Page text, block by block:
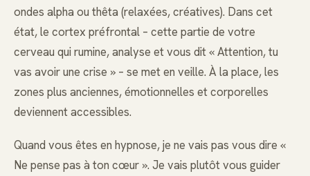
ondes alpha ou thêta (relaxées, créatives). Dans cet
état, le cortex préfrontal – cette partie de votre
cerveau qui rumine, analyse et vous dit « Attention, tu
vas avoir une crise » – se met en veille. À la place, les
zones plus anciennes, émotionnelles et corporelles
deviennent accessibles.
Quand vous êtes en hypnose, je ne vais pas vous dire «
Ne pense pas à ton cœur ». Je vais plutôt vous guider